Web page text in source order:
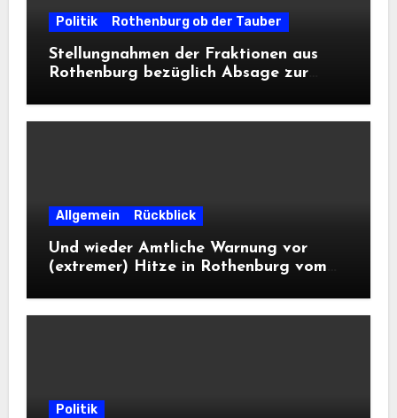
Politik Rothenburg ob der Tauber
Stellungnahmen der Fraktionen aus
Rothenburg bezüglich Absage zur
Allgemein Rückblick
Und wieder Amtliche Warnung vor
(extremer) Hitze in Rothenburg vom
Politik